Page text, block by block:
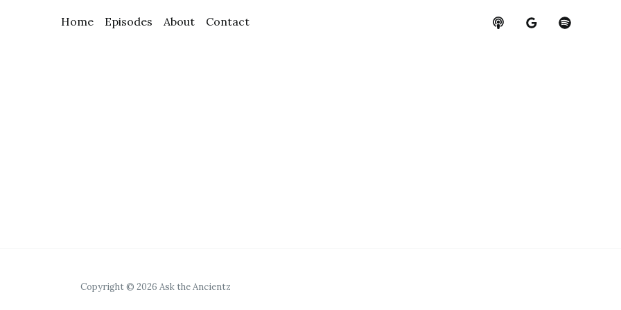
Home Episodes About Contact
Copyright © 2026 Ask the Ancientz